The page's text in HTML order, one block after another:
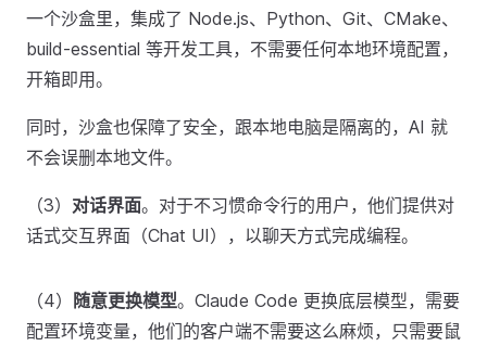
一个沙盒里，集成了 Node.js、Python、Git、CMake、
build-essential 等开发工具，不需要任何本地环境配置，
开箱即用。
同时，沙盒也保障了安全，跟本地电脑是隔离的，AI 就
不会误删本地文件。
（3） 对话界面。对于不习惯命令行的用户，他们提供对
话式交互界面（Chat UI），以聊天方式完成编程。
（4） 随意更换模型。Claude Code 更换底层模型，需要
配置环境变量，他们的客户端不需要这么麻烦，只需要鼠